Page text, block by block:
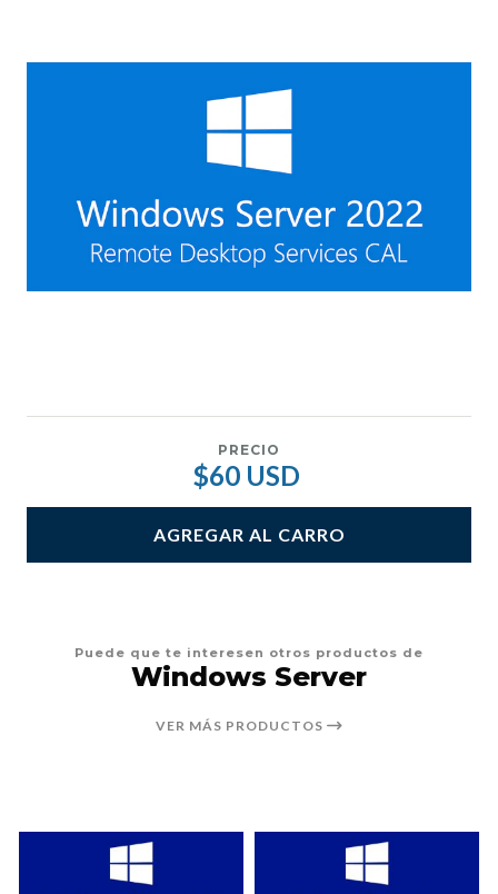
PRECIO
$60 USD
AGREGAR AL CARRO
Puede que te interesen otros productos de
Windows Server
VER MÁS PRODUCTOS